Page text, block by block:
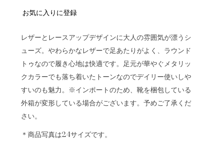
お気に入りに登録
レザーとレースアップデザインに大人の雰囲気が漂うシ
ューズ。やわらかなレザーで足あたりがよく、ラウンド
トゥなので履き心地は快適です。足元が華やぐメタリッ
クカラーでも落ち着いたトーンなのでデイリー使いしや
すいのも魅力。※インポートのため、靴を梱包している
外箱が変形している場合がございます。予めご了承くだ
さい。
＊商品写真は24サイズです。